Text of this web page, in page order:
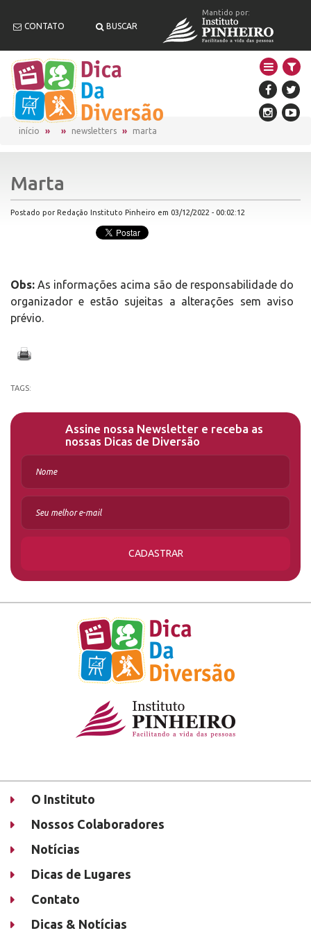
CONTATO BUSCAR
Mantido por:
início newsletters marta
Marta
Postado por Redação Instituto Pinheiro em 03/12/2022 - 00:02:12
Obs: As informações acima são de responsabilidade do
organizador e estão sujeitas a alterações sem aviso
prévio.
TAGS:
Assine nossa Newsletter e receba as
nossas Dicas de Diversão
CADASTRAR
O Instituto
Nossos Colaboradores
Notícias
Dicas de Lugares
Contato
Dicas & Notícias